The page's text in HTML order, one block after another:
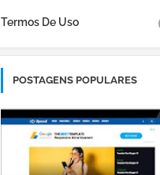
Termos De Uso
POSTAGENS POPULARES